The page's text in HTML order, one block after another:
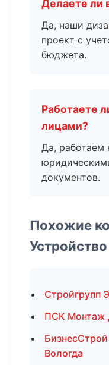
Делаете ли
Да, наши
проект с
бюджета.
Работаете
лицами?
Да, работаем
документов.
Похожие
Стройгрупп
ПСК Монтаж
Вологда